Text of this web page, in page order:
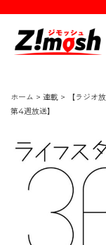
ホーム > 連載 >
【ラジオ
第4週放送】